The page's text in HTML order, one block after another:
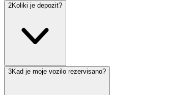
2Koliki je depozit?
3Kad je moje vozilo rezervisano?